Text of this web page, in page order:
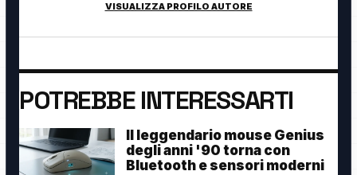
VISUALIZZA PROFILO AUTORE
POTREBBE INTERESSARTI
Il leggendario mouse Genius
degli anni '90 torna con
Bluetooth e sensori moderni